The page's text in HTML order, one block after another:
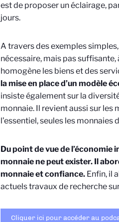
est de proposer un éclairage,
jours.
A travers des exemples
nécessaire, mais pas
homogène les biens et des
la mise en place d’un modèle
insiste également sur la
monnaie. Il revient aussi sur
l’essentiel, seules les
Du point de vue de
monnaie ne peut exister. Il
monnaie et confiance.Enfin, il
actuels travaux de recherche
Cliquer ici pour accéder au